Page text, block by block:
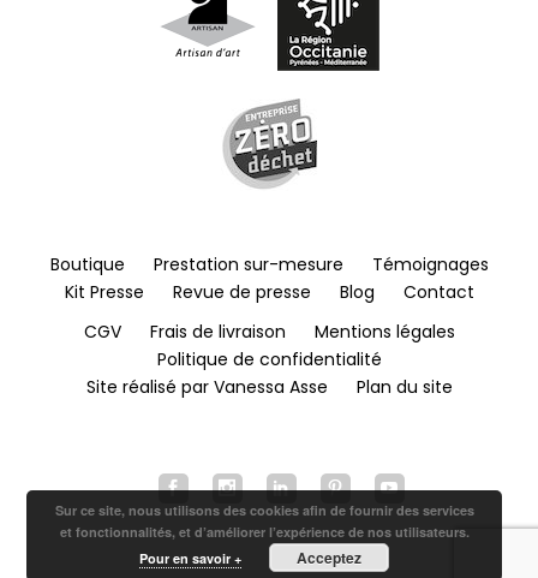
Boutique Prestation sur-mesure
Témoignages
Kit Presse
Revue de presse Blog
Contact
CGV
Frais de livraison
Mentions légales
Politique de confidentialité
Site réalisé par Vanessa Asse
Plan du site
Sur ce site, nous utilisons des cookies afin de fournir des services
et fonctionnalités, et d’améliorer l’expérience de nos utilisateurs.
Pour en savoir +
Acceptez